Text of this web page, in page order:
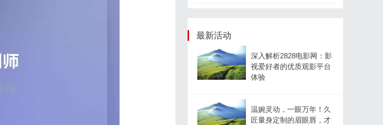
最新活动
深入解析2828电影网：影
视爱好者的优质观影平台
体验
温婉灵动，一眼万年！久
匠量身定制的眉眼唇，才